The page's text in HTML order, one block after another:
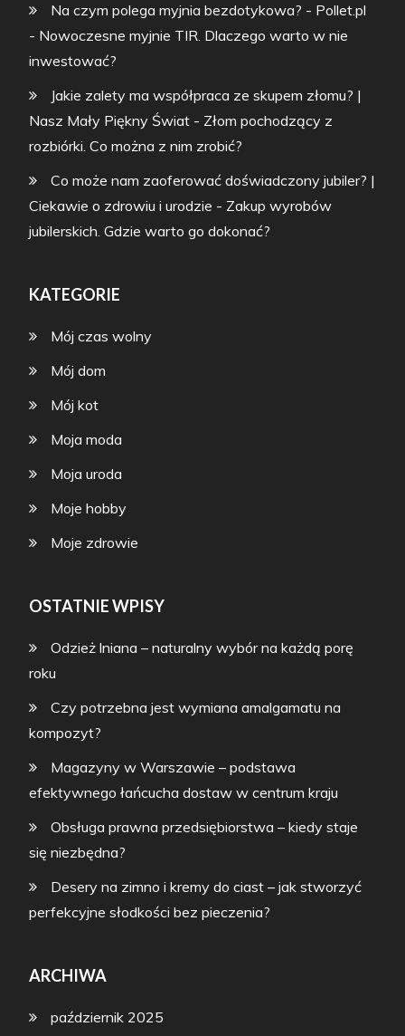
Na czym polega myjnia bezdotykowa? - Pollet.pl
- Nowoczesne myjnie TIR. Dlaczego warto w nie
inwestować?
Jakie zalety ma współpraca ze skupem złomu? |
Nasz Mały Piękny Świat - Złom pochodzący z
rozbiórki. Co można z nim zrobić?
Co może nam zaoferować doświadczony jubiler? |
Ciekawie o zdrowiu i urodzie - Zakup wyrobów
jubilerskich. Gdzie warto go dokonać?
KATEGORIE
Mój czas wolny
Mój dom
Mój kot
Moja moda
Moja uroda
Moje hobby
Moje zdrowie
OSTATNIE WPISY
Odzież lniana – naturalny wybór na każdą porę
roku
Czy potrzebna jest wymiana amalgamatu na
kompozyt?
Magazyny w Warszawie – podstawa
efektywnego łańcucha dostaw w centrum kraju
Obsługa prawna przedsiębiorstwa – kiedy staje
się niezbędna?
Desery na zimno i kremy do ciast – jak stworzyć
perfekcyjne słodkości bez pieczenia?
ARCHIWA
październik 2025